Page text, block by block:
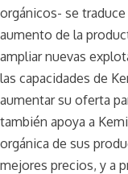
orgánicos- se
aumento de la
ampliar nuevas
las capacidades de
aumentar su oferta
también apoya a
orgánica de sus
mejores precios, y a